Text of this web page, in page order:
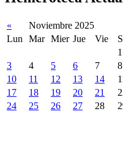
« Noviembre 2025
Lun
Mar Mier Jue Vie
1
3
4 5 6 7 8
10
11 12 13 14
17
18 19 20 21
24
25 26 27 28